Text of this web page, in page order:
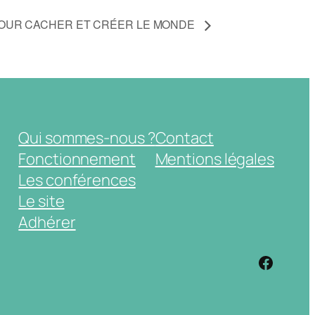
CACHER ET CRÉER LE MONDE
Qui sommes-nous ?
Fonctionnement
Les conférences
Le site
Adhérer
Contact
Mentions légales